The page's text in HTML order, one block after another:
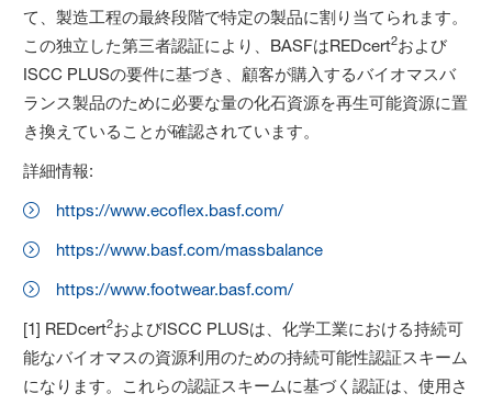
て、製造工程の最終段階で特定の製品に割り当てられます。
この独立した第三者認証により、BASFはREDcert2および
ISCC PLUSの要件に基づき、顧客が購入するバイオマスバ
ランス製品のために必要な量の化石資源を再生可能資源に置
き換えていることが確認されています。
詳細情報:
https://www.ecoflex.basf.com/
https://www.basf.com/massbalance
https://www.footwear.basf.com/
[1] REDcert2およびISCC PLUSは、化学工業における持続可
能なバイオマスの資源利用のための持続可能性認証スキーム
になります。これらの認証スキームに基づく認証は、使用さ